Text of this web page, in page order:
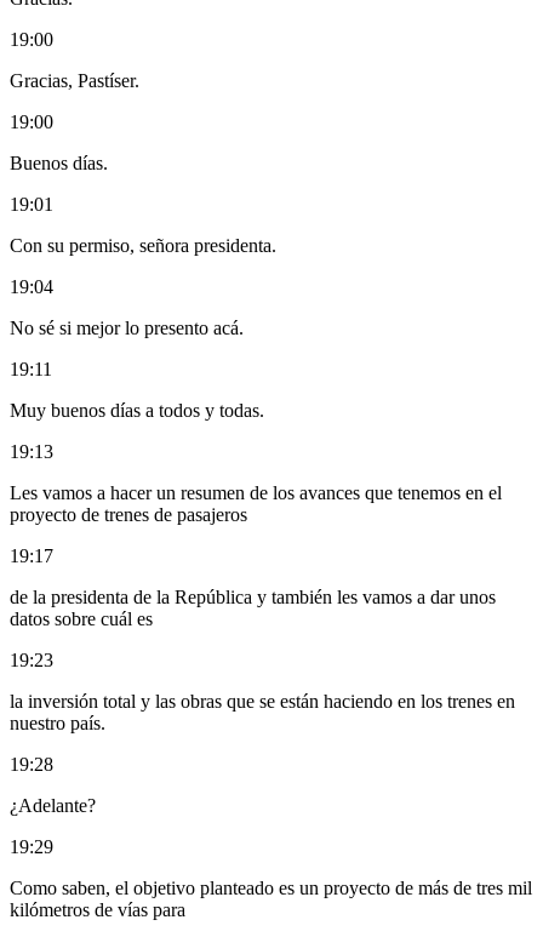
19:00
Gracias, Pastíser.
19:00
Buenos días.
19:01
Con su permiso, señora presidenta.
19:04
No sé si mejor lo presento acá.
19:11
Muy buenos días a todos y todas.
19:13
Les vamos a hacer un resumen de los avances que tenemos en el
proyecto de trenes de pasajeros
19:17
de la presidenta de la República y también les vamos a dar unos
datos sobre cuál es
19:23
la inversión total y las obras que se están haciendo en los trenes en
nuestro país.
19:28
¿Adelante?
19:29
Como saben, el objetivo planteado es un proyecto de más de tres mil
kilómetros de vías para